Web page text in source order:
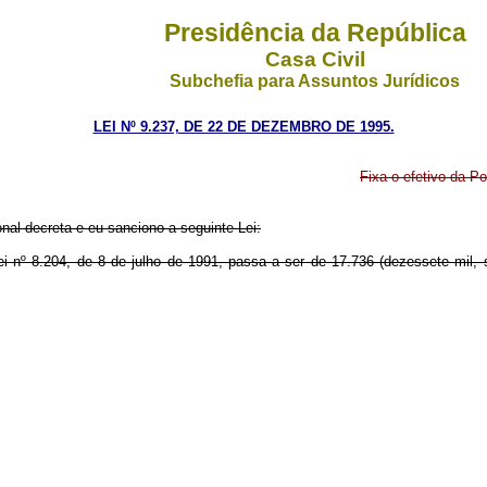
Presidência da República
Casa Civil
Subchefia para Assuntos Jurídicos
LEI Nº 9.237, DE 22 DE DEZEMBRO DE 1995.
Fixa o efetivo da
decreta e eu sanciono a seguinte Lei:
8.204, de 8 de julho de 1991, passa a ser de 17.736 (dezessete